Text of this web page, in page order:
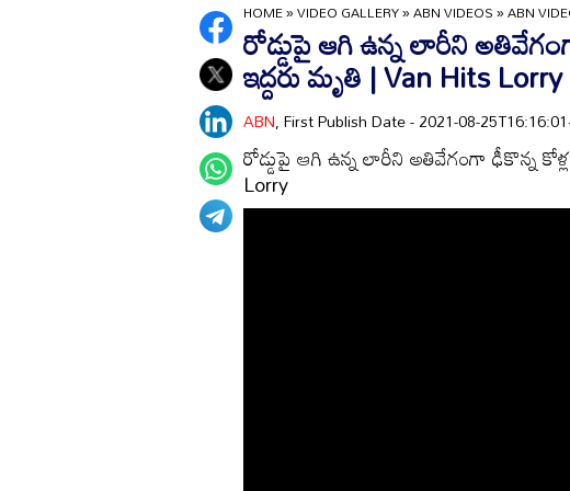
HOME»VIDEO GALLERY»ABN VIDEOS»ABN
రోడ్డుపై ఆగి ఉన్న లారీని
ఇద్దరు మృతి | Van Hits Lorry
ABN, First Publish Date - 2021-08-
రోడ్డుపై ఆగి ఉన్న లారీని అతివేగంగా ఢీకొన్న
Lorry